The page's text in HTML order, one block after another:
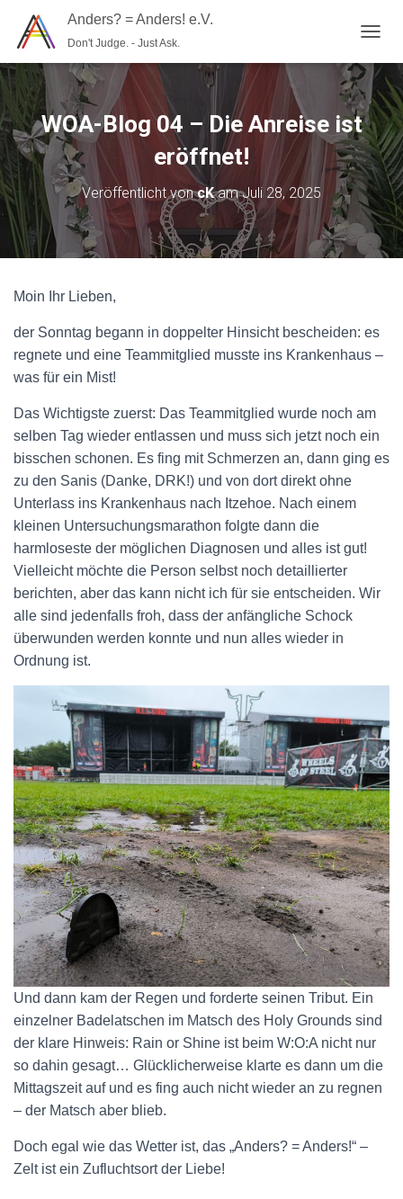
Anders? = Anders! e.V.
Don't Judge. - Just Ask.
A
V
I
G
A
T
O
N
U
M
T
E
WOA-Blog 04 – Die Anreise ist
eröffnet!
Veröffentlicht voncKamJuli 28, 2025
Moin Ihr Lieben,
der Sonntag begann in doppelter Hinsicht bescheiden: es
regnete und eine Teammitglied musste ins Krankenhaus –
was für ein Mist!
Das Wichtigste zuerst: Das Teammitglied wurde noch am
selben Tag wieder entlassen und muss sich jetzt noch ein
bisschen schonen. Es fing mit Schmerzen an, dann ging es
zu den Sanis (Danke, DRK!) und von dort direkt ohne
Unterlass ins Krankenhaus nach Itzehoe. Nach einem
kleinen Untersuchungsmarathon folgte dann die
harmloseste der möglichen Diagnosen und alles ist gut!
Vielleicht möchte die Person selbst noch detaillierter
berichten, aber das kann nicht ich für sie entscheiden. Wir
alle sind jedenfalls froh, dass der anfängliche Schock
überwunden werden konnte und nun alles wieder in
Ordnung ist.
Und dann kam der Regen und forderte seinen Tribut. Ein
einzelner Badelatschen im Matsch des Holy Grounds sind
der klare Hinweis: Rain or Shine ist beim W:O:A nicht nur
so dahin gesagt… Glücklicherweise klarte es dann um die
Mittagszeit auf und es fing auch nicht wieder an zu regnen
– der Matsch aber blieb.
Doch egal wie das Wetter ist, das „Anders? = Anders!“ –
Zelt ist ein Zufluchtsort der Liebe!